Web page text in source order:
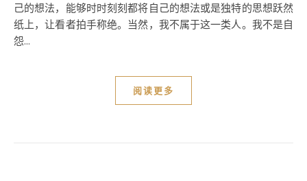
己的想法，能够时时刻刻都将自己的想法或是独特的思想跃然
纸上，让看者拍手称绝。当然，我不属于这一类人。我不是自
怨...
阅读更多